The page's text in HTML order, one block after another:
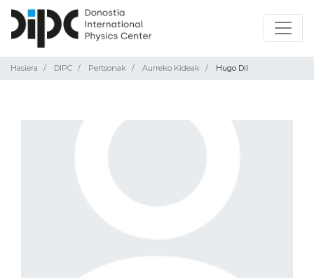
Hasiera DIPC Pertsonak Aurreko Kideak Hugo Dil